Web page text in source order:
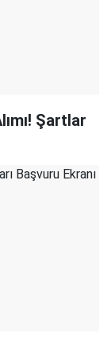
Şartlar